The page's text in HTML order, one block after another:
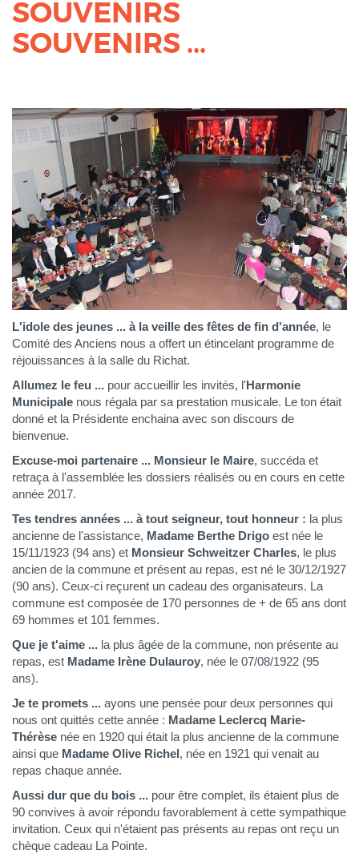
SOUVENIRS
SOUVENIRS ...
L'idole des jeunes ... à la veille des fêtes de fin d'année, le
Comité des Anciens nous a offert un étincelant programme de
réjouissances à la salle du Richat.
Allumez le feu ... pour accueillir les invités, l'Harmonie
Municipale nous régala par sa prestation musicale. Le ton était
donné et la Présidente enchaina avec son discours de
bienvenue.
Excuse-moi partenaire ... Monsieur le Maire, succéda et
retraça à l'assemblée les dossiers réalisés ou en cours en cette
année 2017.
Tes tendres années ... à tout seigneur, tout honneur : la plus
ancienne de l'assistance, Madame Berthe Drigo est née le
15/11/1923 (94 ans) et Monsieur Schweitzer Charles, le plus
ancien de la commune et présent au repas, est né le 30/12/1927
(90 ans). Ceux-ci reçurent un cadeau des organisateurs. La
commune est composée de 170 personnes de + de 65 ans dont
69 hommes et 101 femmes.
Que je t'aime ... la plus âgée de la commune, non présente au
repas, est Madame Irène Dulauroy, née le 07/08/1922 (95
ans).
Je te promets ... ayons une pensée pour deux personnes qui
nous ont quittés cette année : Madame Leclercq Marie-
Thérèse née en 1920 qui était la plus ancienne de la commune
ainsi que Madame Olive Richel, née en 1921 qui venait au
repas chaque année.
Aussi dur que du bois ... pour être complet, ils étaient plus de
90 convives à avoir répondu favorablement à cette sympathique
invitation. Ceux qui n'étaient pas présents au repas ont reçu un
chèque cadeau La Pointe.